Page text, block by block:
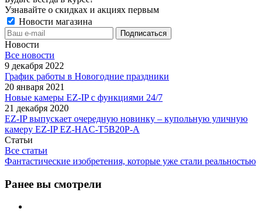
Узнавайте о скидках и акциях первым
Новости магазина
Новости
Все новости
9 декабря 2022
График работы в Новогодние праздники
20 января 2021
Новые камеры EZ-IP с функциями 24/7
21 декабря 2020
EZ-IP выпускает очередную новинку – купольную уличную
камеру EZ-IP EZ-HAC-T5B20P-A
Статьи
Все статьи
Фантастические изобретения, которые уже стали реальностью
Ранее вы смотрели